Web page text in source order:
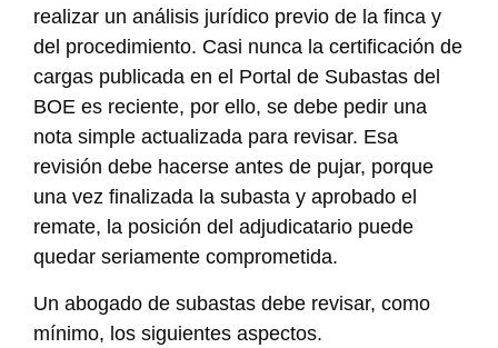
realizar un análisis jurídico previo de la finca y
del procedimiento. Casi nunca la certificación de
cargas publicada en el Portal de Subastas del
BOE es reciente, por ello, se debe pedir una
nota simple actualizada para revisar. Esa
revisión debe hacerse antes de pujar, porque
una vez finalizada la subasta y aprobado el
remate, la posición del adjudicatario puede
quedar seriamente comprometida.
Un abogado de subastas debe revisar, como
mínimo, los siguientes aspectos.